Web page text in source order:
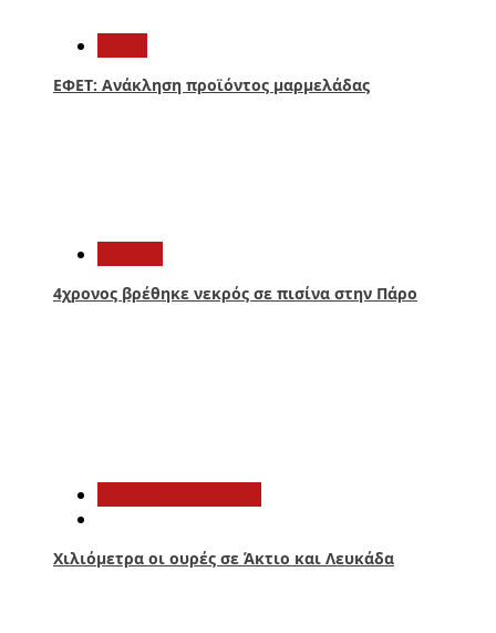
ΕΦΕΤ: Ανάκληση προϊόντος μαρμελάδας
4χρονος βρέθηκε νεκρός σε πισίνα στην Πάρο
Χιλιόμετρα οι ουρές σε Άκτιο και Λευκάδα